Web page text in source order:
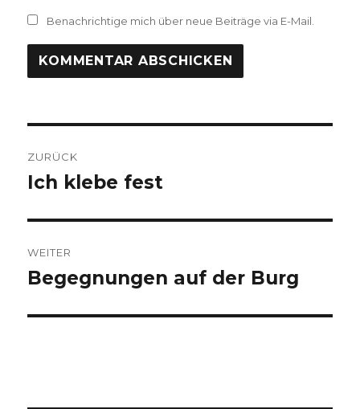
Benachrichtige mich über neue Beiträge via E-Mail.
Navigation
ZURÜCK
Vorheriger
Ich klebe fest
WEITER
Nächster
Begegnungen auf der Burg